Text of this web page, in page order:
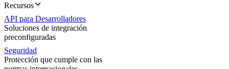
Recursos
API para Desarrolladores
Soluciones de integración
preconfiguradas
Seguridad
Protección que cumple con las